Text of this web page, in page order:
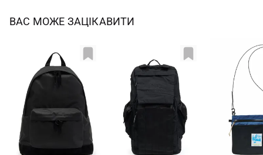
ВАС МОЖЕ ЗАЦІКАВИТИ